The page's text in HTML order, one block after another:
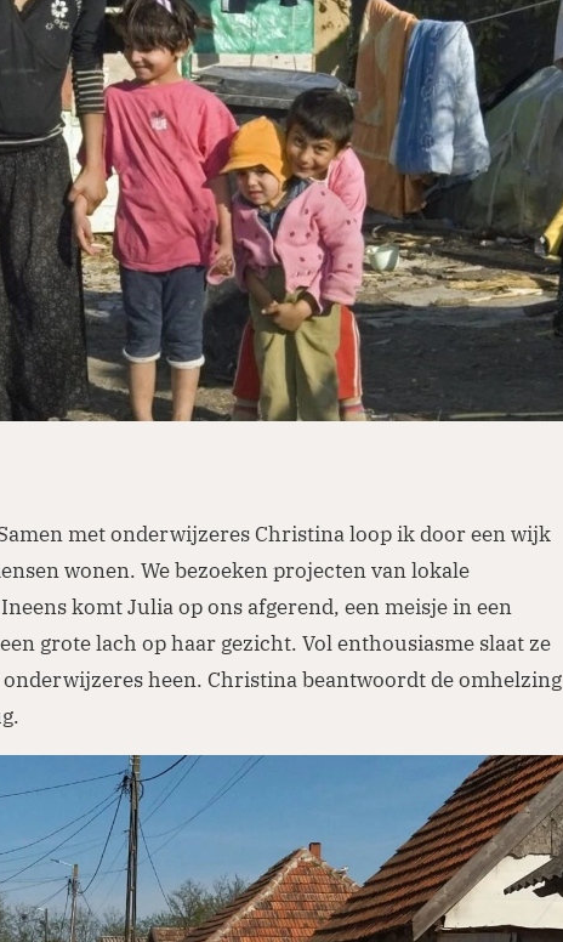
met onderwijzeres Christina loop ik door een wijk
wonen. We bezoeken projecten van lokale
komt Julia op ons afgerend, een meisje in een
grote lach op haar gezicht. Vol enthousiasme slaat ze
heen. Christina beantwoordt de omhelzing